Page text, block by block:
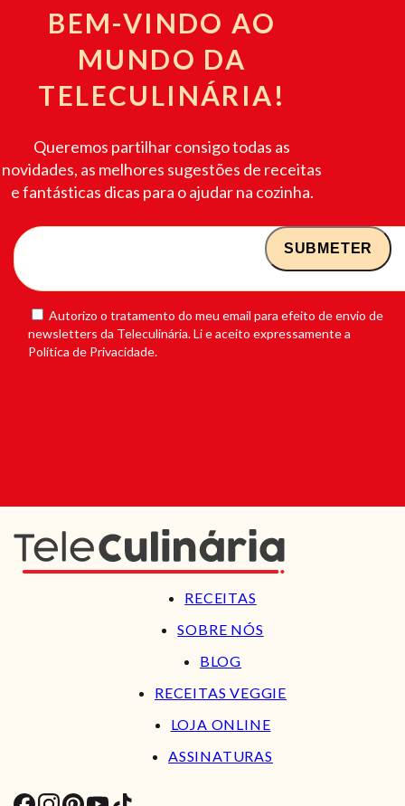
BEM-VINDO AO
MUNDO DA
TELECULINÁRIA!
Queremos partilhar consigo todas as
novidades, as melhores sugestões de receitas
e fantásticas dicas para o ajudar na cozinha.
Autorizo o tratamento do meu email para efeito de envio de
newsletters da Teleculinária. Li e aceito expressamente a
Política de Privacidade.
RECEITAS
SOBRE NÓS
BLOG
RECEITAS VEGGIE
LOJA ONLINE
ASSINATURAS